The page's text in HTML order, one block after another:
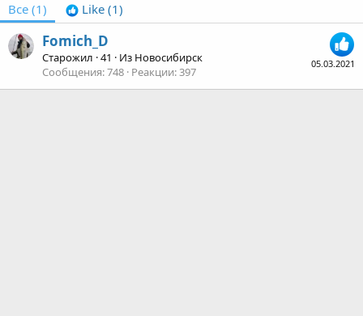
Все (1) Like (1)
05.03.2021
Fomich_D
Старожил ·41 · Из Новосибирск
Сообщения 748 Реакции 397